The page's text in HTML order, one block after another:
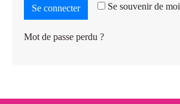
Se souvenir de moi
Se connecter
Mot de passe perdu ?